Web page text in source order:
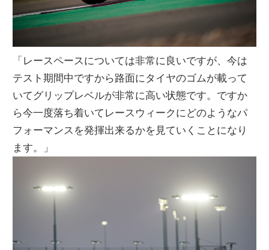
「レースペースについては非常に良いですが、今は
テスト期間中ですから路面にタイヤのゴムが載って
いてグリップレベルが非常に高い状態です。ですか
ら今一度落ち着いてレースウィークにどのようなパ
フォーマンスを発揮出来るかを見ていくことになり
ます。」